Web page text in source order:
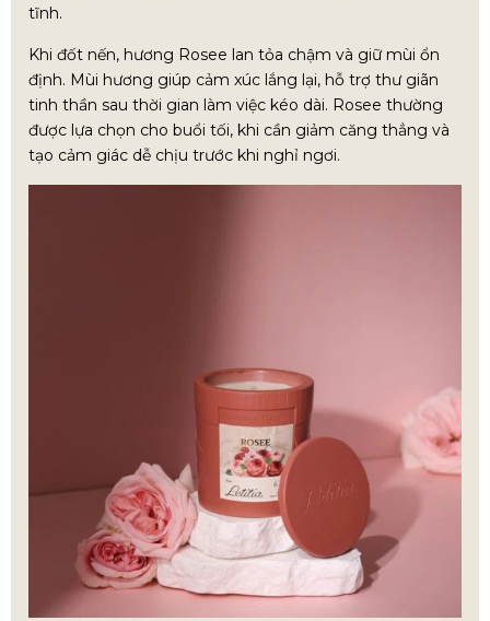
tĩnh.
Khi đốt nến, hương Rosee lan tỏa chậm và giữ mùi ổn
định. Mùi hương giúp cảm xúc lắng lại, hỗ trợ thư giãn
tinh thần sau thời gian làm việc kéo dài. Rosee thường
được lựa chọn cho buổi tối, khi cần giảm căng thẳng và
tạo cảm giác dễ chịu trước khi nghỉ ngơi.